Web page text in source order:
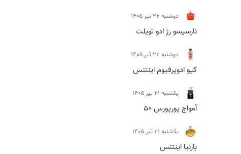
دوشنبه 22 تیر 1405
نارسیسو رژ ادو تویلت
دوشنبه 22 تیر 1405
کیو ادوپرفیوم اینتنس
يكشنبه 21 تیر 1405
آمواج پورپورس 50
يكشنبه 21 تیر 1405
بارنیا اینتنس